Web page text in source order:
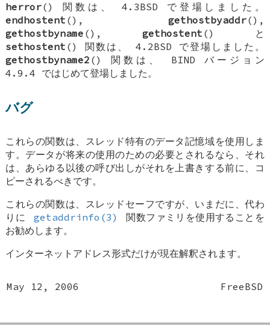
herror() 関数は、4.3BSD で登場しました。
endhostent (), gethostbyaddr(),
gethostbyname (), gethostent () と
sethostent () 関数は、4.2BSD で登場しました。
gethostbyname2 () 関数は、 BIND バージョン
4.9.4 ではじめて登場しました。
バグ
これらの関数は、スレッド特有のデータ記憶域を使用しま
す。データが将来の使用のための必要とされるなら、それ
は、あらゆる以後の呼び出しがそれを上書きする前に、コ
ピーされるべきです。
これらの関数は、スレッドセーフですが、いまだに、代わ
りに
getaddrinfo(3)
関数ファミリを使用することを
お勧めします。
インターネットアドレス形式だけが現在解釈されます。
May 12, 2006 FreeBSD